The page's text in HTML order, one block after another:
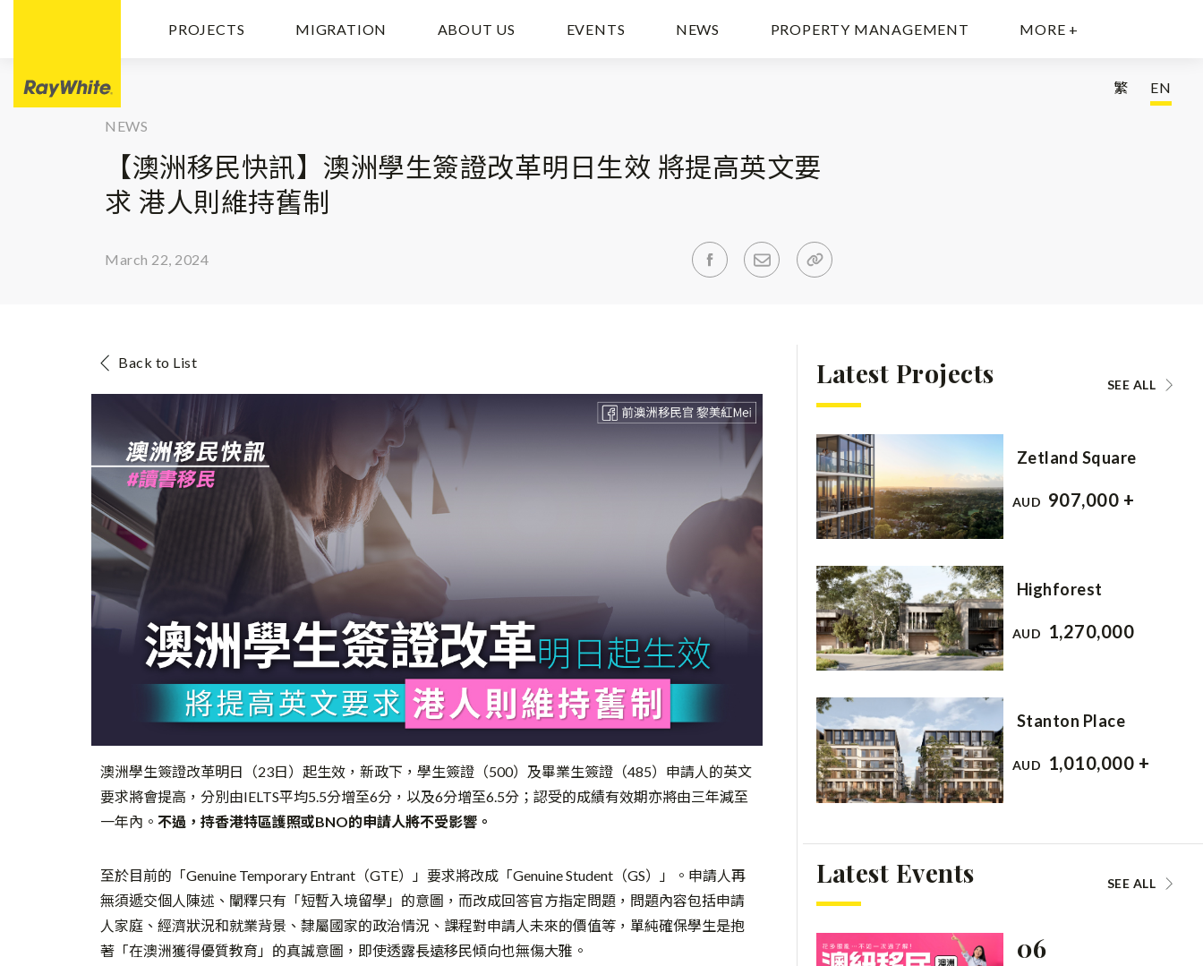
PROJECTS MIGRATION ABOUT US EVENTS NEWS PROPERTY MANAGEMENT MORE +
EN
繁
NEWS
【澳洲移民快訊】澳洲學生簽證改革明日生效 將提高英文要
求 港人則維持舊制
March 22, 2024
Back to List
澳洲學生簽證改革明日（23日）起生效，新政下，學生簽證（500）及畢業生簽證（485）申請人的英文
要求將會提高，分別由IELTS平均5.5分增至6分，以及6分增至6.5分；認受的成績有效期亦將由三年減至
一年內。 不過，持香港特區護照或BNO的申請人將不受影響。
至於目前的「Genuine Temporary Entrant（GTE）」要求將改成「Genuine Student（GS）」。申請人再
無須遞交個人陳述、闡釋只有「短暫入境留學」的意圖，而改成回答官方指定問題，問題內容包括申請
人家庭、經濟狀況和就業背景、隸屬國家的政治情況、課程對申請人未來的價值等，單純確保學生是抱
著「在澳洲獲得優質教育」的真誠意圖，即使透露長遠移民傾向也無傷大雅。
Latest Projects SEE ALL
Zetland Square
AUD 907,000 +
Highforest
AUD 1,270,000
Stanton Place
AUD 1,010,000 +
Latest Events SEE ALL
06